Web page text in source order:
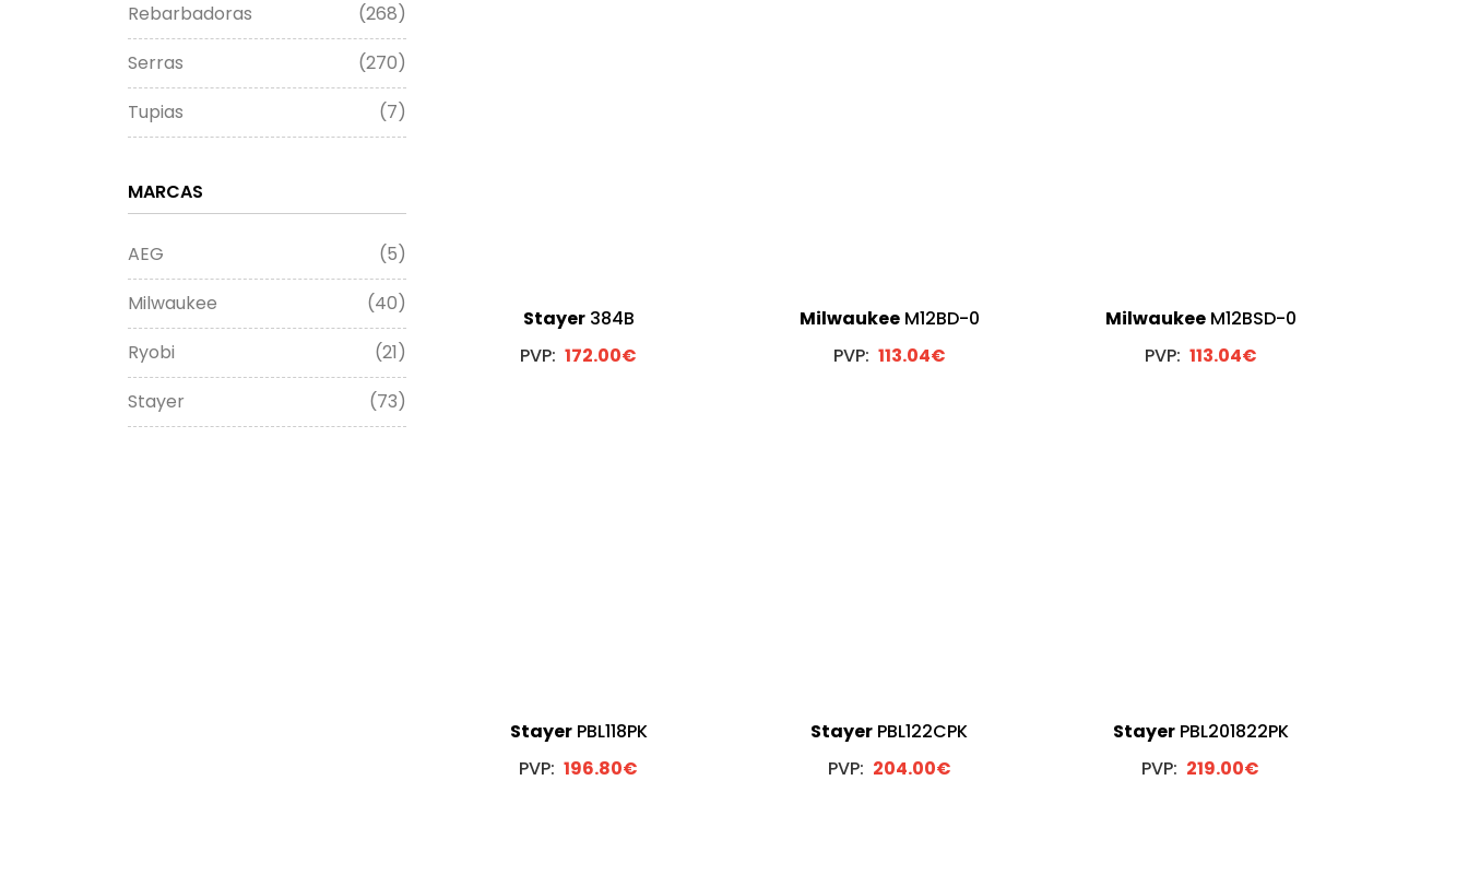
Stayer384B
PVP: 172.00€
MilwaukeeM12BD-0
PVP: 113.04€
MilwaukeeM12BSD-0
PVP: 113.04€
StayerPBL118PK
PVP: 196.80€
Stayer PBL122CPK
PVP: 204.00€
StayerPBL201822PK
PVP: 219.00€
Rebarbadoras
(268)
Serras
(270)
Tupias
(7)
MARCAS
AEG
(5)
Milwaukee
(40)
Ryobi
(21)
Stayer
(73)